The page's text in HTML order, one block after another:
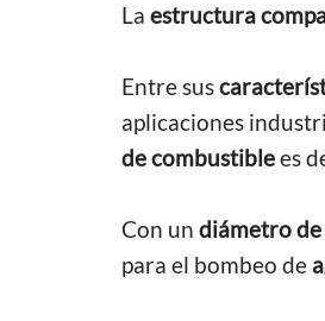
La estructura
Entre sus
aplicaciones
de combustiblees
Con un diámetro de
para el bombeo de